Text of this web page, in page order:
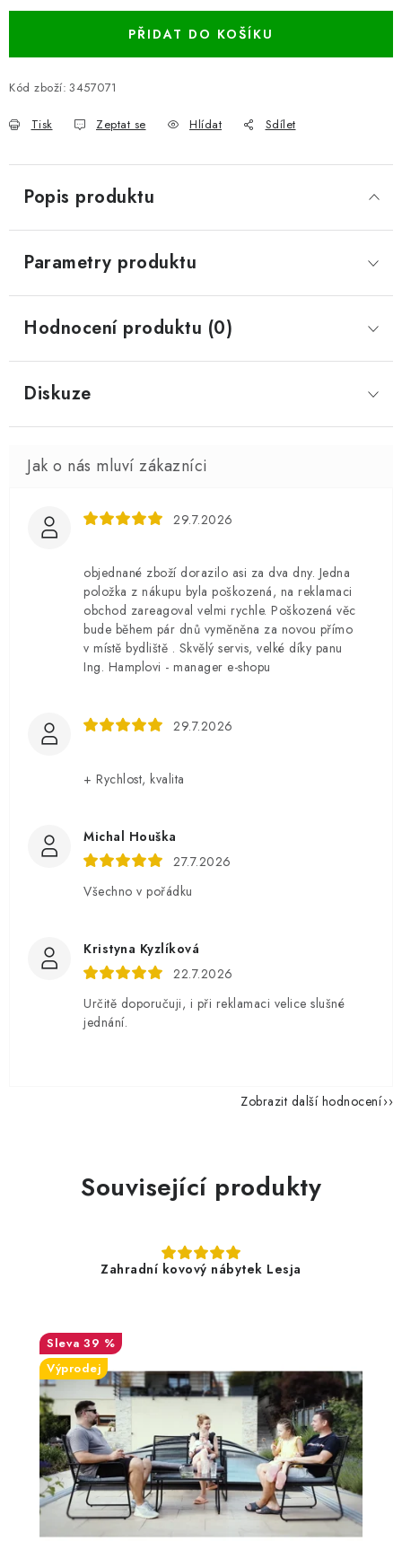
PŘIDAT DO KOŠÍKU
Kód zboží: 3457071
Tisk Zeptat se Hlídat Sdílet
Popis produktu
Parametry produktu
Hodnocení produktu (0)
Diskuze
29.7.2026
objednané zboží dorazilo asi za dva dny. Jedna
položka z nákupu byla poškozená, na reklamaci
obchod zareagoval velmi rychle. Poškozená věc
bude během pár dnů vyměněna za novou přímo
v místě bydliště . Skvělý servis, velké díky panu
Ing. Hamplovi - manager e-shopu
29.7.2026
+ Rychlost, kvalita
Michal Houška
27.7.2026
Všechno v pořádku
Kristyna Kyzlíková
22.7.2026
Určitě doporučuji, i při reklamaci velice slušné
jednání.
Zobrazit další hodnocení
Související produkty
Zahradní kovový nábytek Lesja
39 %
Výprodej